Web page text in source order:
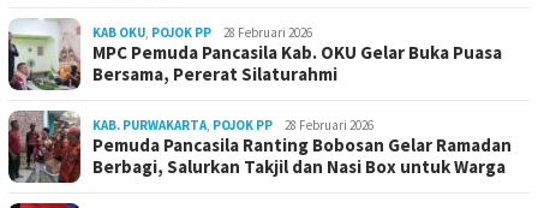
KAB OKU, POJOK PP 28 Februari 2026
MPC Pemuda Pancasila Kab. OKU Gelar Buka Puasa
Bersama, Pererat Silaturahmi
KAB. PURWAKARTA, POJOK PP 28 Februari 2026
Pemuda Pancasila Ranting Bobosan Gelar Ramadan
Berbagi, Salurkan Takjil dan Nasi Box untuk Warga